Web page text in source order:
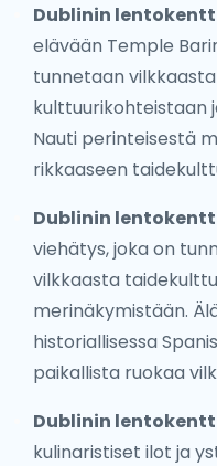
Dublinin
elävään Temple
tunnetaan
kulttuurikohteistaan
Nauti perinteisestä
rikkaaseen
Dublinin
viehätys, joka on
vilkkaasta
merinäkymistään.
historiallisessa
paikallista ruokaa
Dublinin
kulinaristiset ilot ja